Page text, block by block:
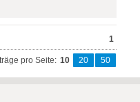
1
pro Seite: 10 20 50